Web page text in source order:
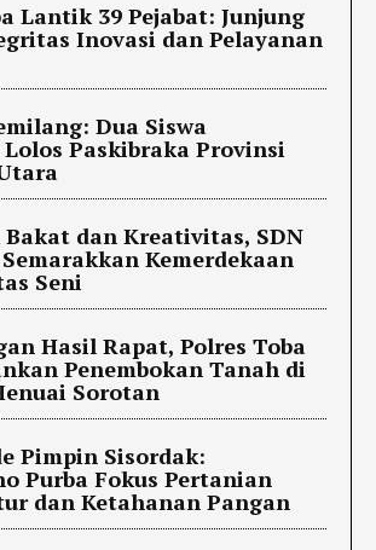
Lantik 39 Pejabat: Junjung
Inovasi dan Pelayanan
Dua Siswa
Lolos Paskibraka Provinsi
dan Kreativitas, SDN
Kemerdekaan
Seni
Hasil Rapat, Polres Toba
Penembokan Tanah di
Sorotan
Pimpin Sisordak:
Purba Fokus Pertanian
dan Ketahanan Pangan